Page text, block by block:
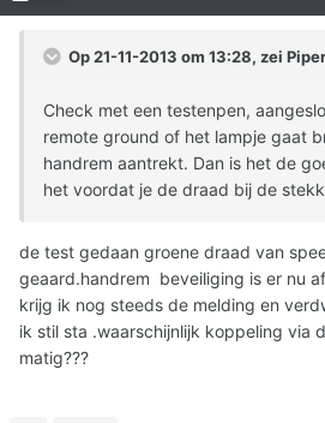
Op 21-11-2013 om 13:28, zei
Check met een testenpen,
remote ground of het lampje gaat
handrem aantrekt. Dan is het de
het voordat je de draad bij de
de test gedaan groene draad van
geaard.handrem beveiliging is er nu
krijg ik nog steeds de melding en
ik stil sta .waarschijnlijk koppeling via
matig???